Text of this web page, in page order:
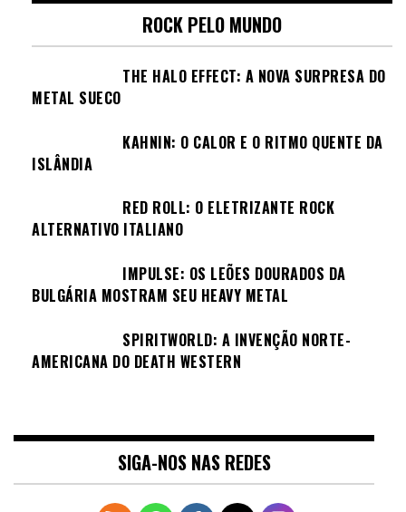
ROCK PELO MUNDO
THE HALO EFFECT: A NOVA SURPRESA DO
METAL SUECO
KAHNIN: O CALOR E O RITMO QUENTE DA
ISLÂNDIA
RED ROLL: O ELETRIZANTE ROCK
ALTERNATIVO ITALIANO
IMPULSE: OS LEÕES DOURADOS DA
BULGÁRIA MOSTRAM SEU HEAVY METAL
SPIRITWORLD: A INVENÇÃO NORTE-
AMERICANA DO DEATH WESTERN
SIGA-NOS NAS REDES